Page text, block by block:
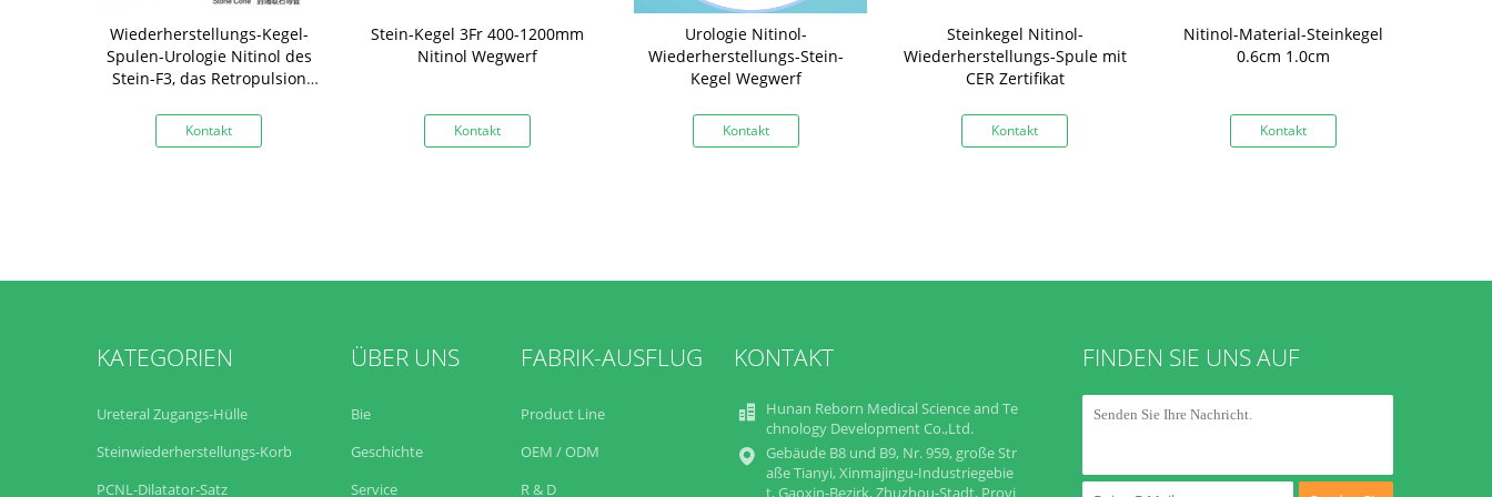
Wiederherstellungs-Kegel-
Spulen-Urologie Nitinol des
Stein-F3, das Retropulsion
Kontakt
Stein-Kegel 3Fr 400-1200mm
Nitinol Wegwerf
Kontakt
Urologie Nitinol-
Wiederherstellungs-Stein-
Kegel Wegwerf
Kontakt
Steinkegel Nitinol-
Wiederherstellungs-Spule mit
CER Zertifikat
Kontakt
Nitinol-Material-Steinkegel
0.6cm 1.0cm
Kontakt
KATEGORIEN
Ureteral Zugangs-Hülle
Steinwiederherstellungs-Korb
PCNL-Dilatator-Satz
ÜBER UNS
Bie
Geschichte
Service
FABRIK-AUSFLUG
Product Line
OEM / ODM
R & D
KONTAKT
Hunan Reborn Medical Science and Te
chnology Development Co.,Ltd.
Gebäude B8 und B9, Nr. 959, große Str
aße Tianyi, Xinmajingu-Industriegebie
t, Gaoxin-Bezirk, Zhuzhou-Stadt, Provi
FINDEN SIE UNS AUF